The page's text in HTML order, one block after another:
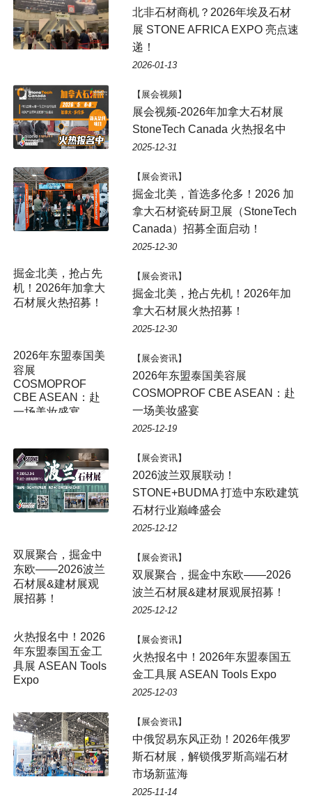
北非石材商机？2026年埃及石材
展 STONE AFRICA EXPO 亮点速
递！
2026-01-13
【展会视频】
展会视频-2026年加拿大石材展
StoneTech Canada 火热报名中
2025-12-31
【展会资讯】
掘金北美，首选多伦多！2026 加
拿大石材瓷砖厨卫展（StoneTech
Canada）招募全面启动！
2025-12-30
【展会资讯】
掘金北美，抢占先机！2026年加
拿大石材展火热招募！
2025-12-30
【展会资讯】
2026年东盟泰国美容展
COSMOPROF CBE ASEAN：赴
一场美妆盛宴
2025-12-19
【展会资讯】
2026波兰双展联动！
STONE+BUDMA 打造中东欧建筑
石材行业巅峰盛会
2025-12-12
【展会资讯】
双展聚合，掘金中东欧——2026
波兰石材展&建材展观展招募！
2025-12-12
【展会资讯】
火热报名中！2026年东盟泰国五
金工具展 ASEAN Tools Expo
2025-12-03
【展会资讯】
中俄贸易东风正劲！2026年俄罗
斯石材展，解锁俄罗斯高端石材
市场新蓝海
2025-11-14